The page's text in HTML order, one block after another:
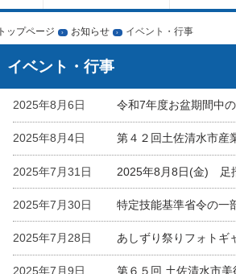
トップページ › お知らせ › イベント・行事
イベント・行事
2025年8月6日 令和7年度お盆期間中
2025年8月4日 第４２回土佐清水市産
2025年7月31日 2025年8月8日(金) 足
2025年7月30日 特定技能基準省令の一
2025年7月28日 あしずり祭りフォトギ
2025年7月9日 第６５回 土佐清水市